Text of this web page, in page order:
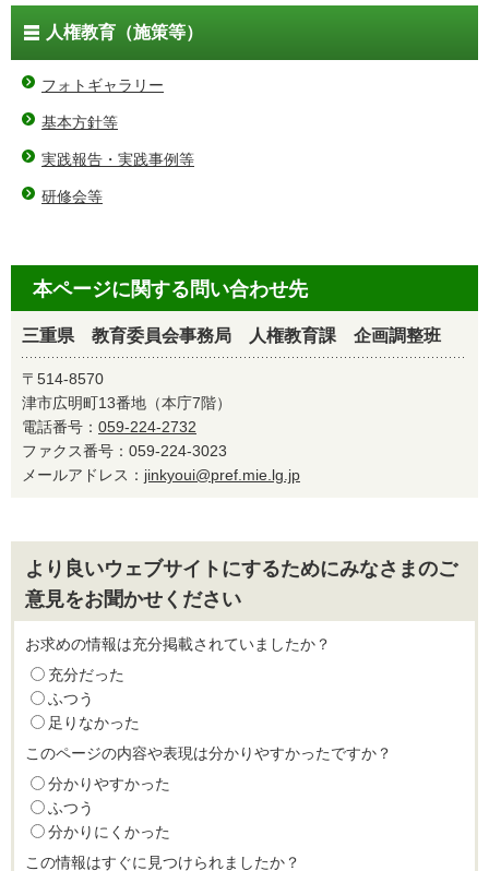
人権教育（施策等）
フォトギャラリー
基本方針等
実践報告・実践事例等
研修会等
本ページに関する問い合わせ先
三重県 教育委員会事務局 人権教育課 企画調整班
〒514-8570
津市広明町13番地（本庁7階）
電話番号： 059-224-2732
ファクス番号：059-224-3023
メールアドレス： jinkyoui@pref.mie.lg.jp
より良いウェブサイトにするためにみなさまのご
意見をお聞かせください
お求めの情報は充分掲載されていましたか？
充分だった
ふつう
足りなかった
このページの内容や表現は分かりやすかったですか？
分かりやすかった
ふつう
分かりにくかった
この情報はすぐに見つけられましたか？